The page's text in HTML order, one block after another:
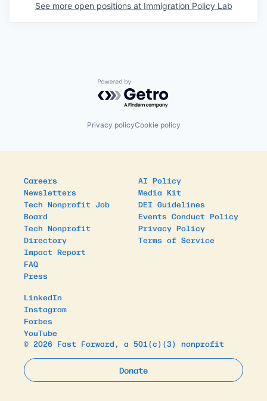
See more open positions at Immigration Policy Lab
Powered by Getro.com
Privacy policyCookie policy
Careers
Newsletters
Tech Nonprofit Job
Board
Tech Nonprofit
Directory
Impact Report
FAQ
Press
AI Policy
Media Kit
DEI Guidelines
Events Conduct Policy
Privacy Policy
Terms of Service
LinkedIn
Instagram
Forbes
YouTube
© 2026 Fast Forward, a 501(c)(3) nonprofit
Donate